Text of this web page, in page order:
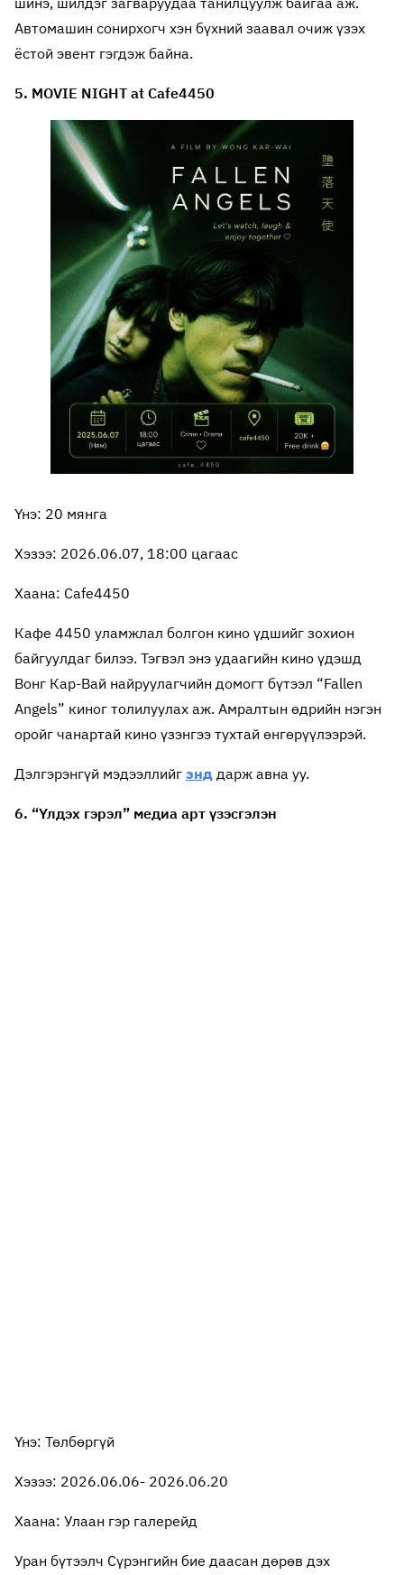
Автомашин сонирхогч хэн бүхний заавал очиж үзэх
ёстой эвент гэгдэж байна.
5. MOVIE NIGHT at Cafe4450
Үнэ: 20 мянга
Хэзээ: 2026.06.07, 18:00 цагаас
Хаана: Cafe4450
Кафе 4450 уламжлал болгон кино үдшийг зохион
байгуулдаг билээ. Тэгвэл энэ удаагийн кино үдэшд
Вонг Кар-Вай найруулагчийн домогт бүтээл “Fallen
Angels” киног толилуулах аж. Амралтын өдрийн нэгэн
оройг чанартай кино үзэнгээ тухтай өнгөрүүлээрэй.
Дэлгэрэнгүй мэдээллийг энд дарж авна уу.
6. “Үлдэх гэрэл” медиа арт үзэсгэлэн
Үнэ: Төлбөргүй
Хэзээ: 2026.06.06- 2026.06.20
Хаана: Улаан гэр галерейд
Уран бүтээлч Сүрэнгийн бие даасан дөрөв дэх